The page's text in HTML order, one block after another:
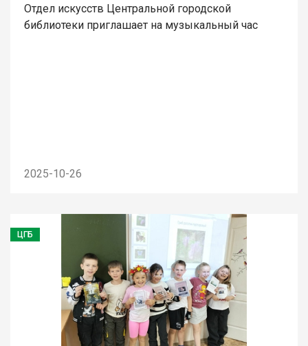
Отдел искусств Центральной городской
библиотеки приглашает на музыкальный час
2025-10-26
ЦГБ